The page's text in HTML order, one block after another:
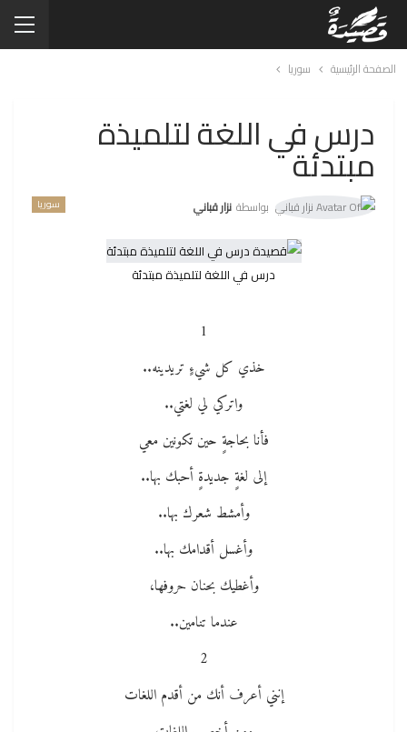
الصفحة الرئيسية سوريا
درس في اللغة لتلميذة
مبتدئة
سوريا بواسطة نزار قباني
درس في اللغة لتلميذة مبتدئة
1
خذي كل شيءٍ تريدينه..
واتركي لي لغتي..
فأنا بحاجةٍ حين تكونين معي
إلى لغةٍ جديدةٍ أحبك بها..
وأمشط شعرك بها..
وأغسل أقدامك بها..
وأغطيك بحنان حروفها،
عندما تنامين..
2
إنني أعرف أنك من أقدم اللغات